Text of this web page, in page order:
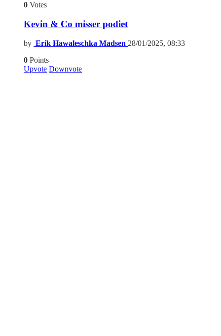
0 Votes
Kevin & Co misser podiet
by Erik Hawaleschka Madsen 28/01/2025, 08:33
0 Points
Upvote Downvote